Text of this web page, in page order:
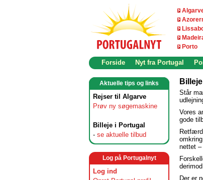
Porto
Forside Nyt fra Portugal
Aktuelle tips og links
Rejser til Algarve
Prøv ny søgemaskine
Billeje i Portugal
- se aktuelle tilbud
Log på Portugalnyt
Log ind
Står
Vores
gode
nettet
Der er